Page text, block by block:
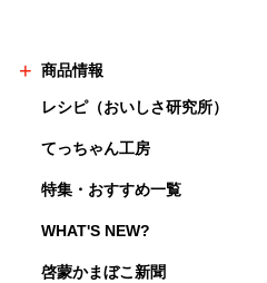
商品情報
レシピ（おいしさ研究所）
てっちゃん工房
特集・おすすめ一覧
WHAT'S NEW?
啓蒙かまぼこ新聞